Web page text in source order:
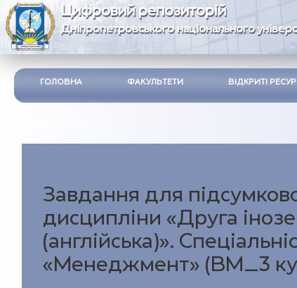
Цифровий репозиторій
Дніпропетровського національного
ГОЛОВНА ФАКУЛЬТЕТИ ВІДКРИТІ
Завдання для
дисципліни «Друга
(англійська)».
«Менеджмент» (ВМ_3